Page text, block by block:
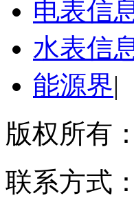
电表信
水表信
能源界|
版权所有
联系方式